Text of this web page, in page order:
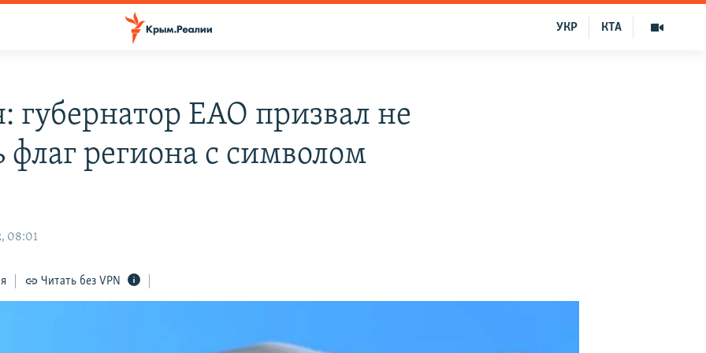
КТА
УКР
губернатор ЕАО призвал не
флаг региона с символом
08:01
Читать без VPN